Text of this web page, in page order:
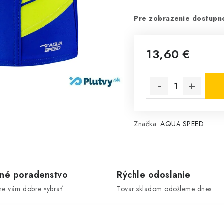
Pre zobrazenie
13,60 €
Značka: AQUA SPEED
poradenstvo
vám dobre vybrať
Rýchle odoslanie
Tovar skladom odošleme dnes